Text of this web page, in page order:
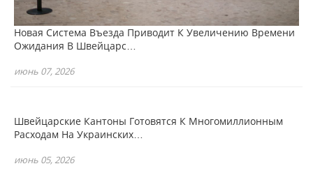
Новая Система Въезда Приводит К Увеличению Времени
Ожидания В Швейцарс…
июнь 07, 2026
Швейцарские Кантоны Готовятся К Многомиллионным
Расходам На Украинских…
июнь 05, 2026